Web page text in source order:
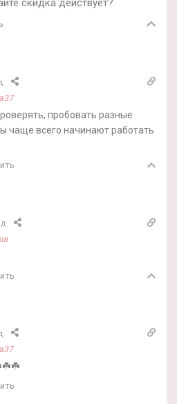
скидка действует?
пробовать разные
чаще всего начинают работать